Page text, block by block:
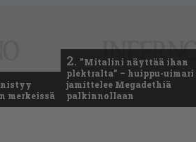
merkeissä
2. ”Mitalini näyttää ihan
plektralta” – huippu-uimari
jamittelee Megadethiä
palkinnollaan